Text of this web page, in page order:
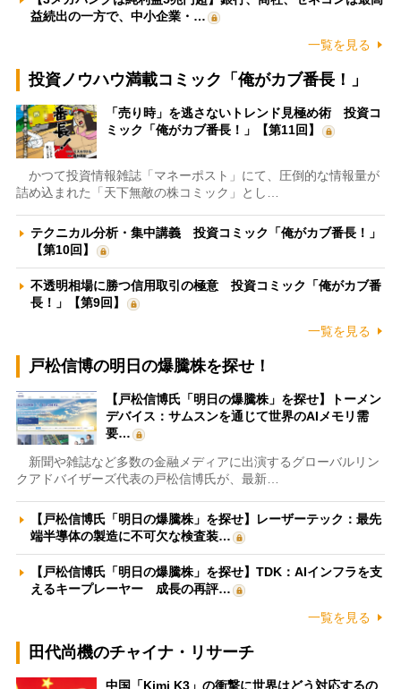
益続出の一方で、中小企業・…
一覧を見る
投資ノウハウ満載コミック「俺がカブ番長！」
「売り時」を逃さないトレンド見極め術 投資コ
ミック「俺がカブ番長！」【第11回】
かつて投資情報雑誌「マネーポスト」にて、圧倒的な情報量が
詰め込まれた「天下無敵の株コミック」とし…
テクニカル分析・集中講義 投資コミック「俺がカブ番長！」
【第10回】
不透明相場に勝つ信用取引の極意 投資コミック「俺がカブ番
長！」【第9回】
一覧を見る
戸松信博の明日の爆騰株を探せ！
【戸松信博氏「明日の爆騰株」を探せ】トーメン
デバイス：サムスンを通じて世界のAIメモリ需
要…
新聞や雑誌など多数の金融メディアに出演するグローバルリン
クアドバイザーズ代表の戸松信博氏が、最新…
【戸松信博氏「明日の爆騰株」を探せ】レーザーテック：最先
端半導体の製造に不可欠な検査装…
【戸松信博氏「明日の爆騰株」を探せ】TDK：AIインフラを支
えるキープレーヤー 成長の再評…
一覧を見る
田代尚機のチャイナ・リサーチ
中国「Kimi K3」の衝撃に世界はどう対応するの